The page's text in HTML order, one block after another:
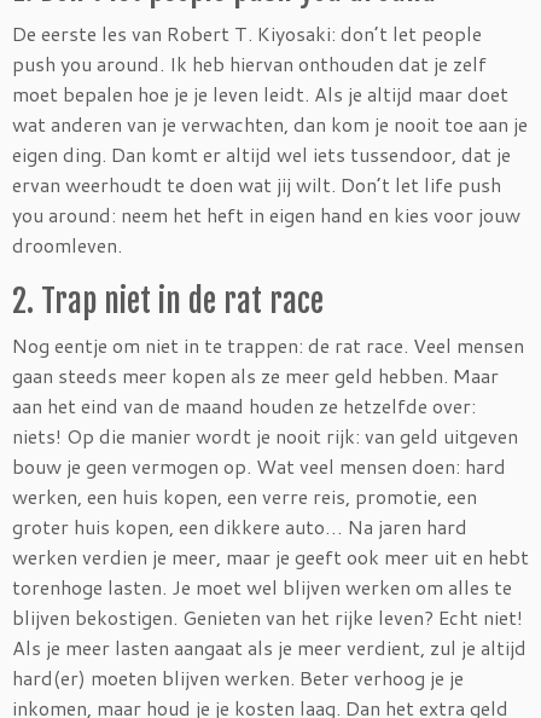
De eerste les van Robert T. Kiyosaki: don’t let people
push you around. Ik heb hiervan onthouden dat je zelf
moet bepalen hoe je je leven leidt. Als je altijd maar doet
wat anderen van je verwachten, dan kom je nooit toe aan je
eigen ding. Dan komt er altijd wel iets tussendoor, dat je
ervan weerhoudt te doen wat jij wilt. Don’t let life push
you around: neem het heft in eigen hand en kies voor jouw
droomleven.
2. Trap niet in de rat race
Nog eentje om niet in te trappen: de rat race. Veel mensen
gaan steeds meer kopen als ze meer geld hebben. Maar
aan het eind van de maand houden ze hetzelfde over:
niets! Op die manier wordt je nooit rijk: van geld uitgeven
bouw je geen vermogen op. Wat veel mensen doen: hard
werken, een huis kopen, een verre reis, promotie, een
groter huis kopen, een dikkere auto… Na jaren hard
werken verdien je meer, maar je geeft ook meer uit en hebt
torenhoge lasten. Je moet wel blijven werken om alles te
blijven bekostigen. Genieten van het rijke leven? Echt niet!
Als je meer lasten aangaat als je meer verdient, zul je altijd
hard(er) moeten blijven werken. Beter verhoog je je
inkomen, maar houd je je kosten laag. Dan het extra geld